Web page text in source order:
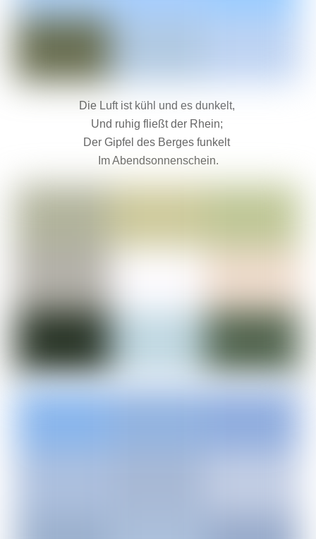
Die Luft ist kühl und es dunkelt,
Und ruhig fließt der Rhein;
Der Gipfel des Berges funkelt
Im Abendsonnenschein.